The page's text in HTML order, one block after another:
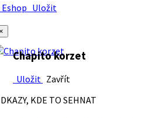
Uložit
Chapito korzet
Uložit Zavřít
KDE TO SEHNAT